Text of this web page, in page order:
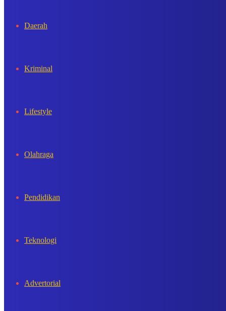
Daerah
Kriminal
Lifestyle
Olahraga
Pendidikan
Teknologi
Advertorial